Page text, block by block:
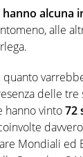
hanno alcuna
alle
quanto
delle tre
hanno vinto72
Mondiali ed